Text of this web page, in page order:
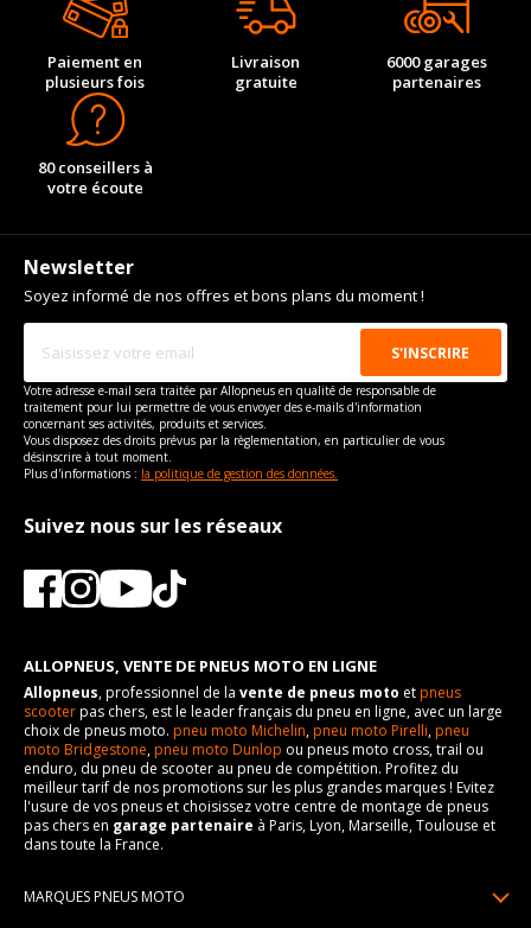
Paiement en
plusieurs fois
Livraison
gratuite
6000 garages
partenaires
80 conseillers à
votre écoute
Newsletter
Soyez informé de nos offres et bons plans du moment !
Votre adresse e-mail sera traitée par Allopneus en qualité de responsable de
traitement pour lui permettre de vous envoyer des e-mails d'information
concernant ses activités, produits et services.
Vous disposez des droits prévus par la règlementation, en particulier de vous
désinscrire à tout moment.
Plus d'informations : la politique de gestion des données.
Suivez nous sur les réseaux
ALLOPNEUS, VENTE DE PNEUS MOTO EN LIGNE
Allopneus, professionnel de la vente de pneus moto etpneus
scooterpas chers, est le leader français du pneu en ligne, avec un large
choix de pneus moto. pneu moto Michelin,pneu moto Pirelli,pneu
moto Bridgestone,pneu moto Dunlop ou pneus moto cross, trail ou
enduro, du pneu de scooter au pneu de compétition. Profitez du
meilleur tarif de nos promotions sur les plus grandes marques ! Evitez
l'usure de vos pneus et choisissez votre centre de montage de pneus
pas chers en garage partenaire à Paris, Lyon, Marseille, Toulouse et
dans toute la France.
MARQUES PNEUS MOTO